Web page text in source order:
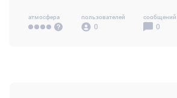
атмосфера пользователей
0
сообщений
0